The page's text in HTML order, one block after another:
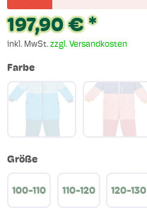
197,90 € *
inkl. MwSt. zzgl. Versandkosten
Farbe
Größe
100-110 110-120 120-130